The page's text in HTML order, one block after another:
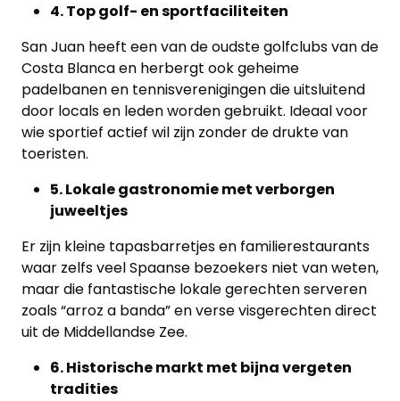
4. Top golf- en sportfaciliteiten
San Juan heeft een van de oudste golfclubs van de
Costa Blanca en herbergt ook geheime
padelbanen en tennisverenigingen die uitsluitend
door locals en leden worden gebruikt. Ideaal voor
wie sportief actief wil zijn zonder de drukte van
toeristen.
5. Lokale gastronomie met verborgen
juweeltjes
Er zijn kleine tapasbarretjes en familierestaurants
waar zelfs veel Spaanse bezoekers niet van weten,
maar die fantastische lokale gerechten serveren
zoals “arroz a banda” en verse visgerechten direct
uit de Middellandse Zee.
6. Historische markt met bijna vergeten
tradities